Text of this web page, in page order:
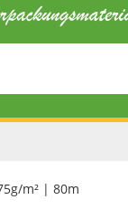
m² | 80m